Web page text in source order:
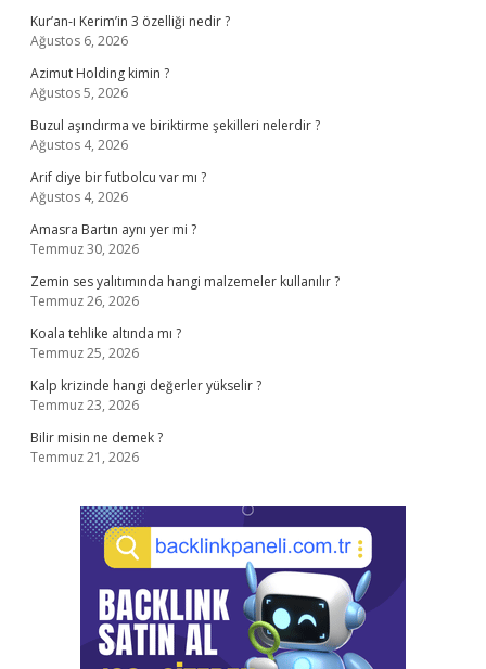
Kur’an-ı Kerim’in 3 özelliği nedir ?
Ağustos 6, 2026
Azimut Holding kimin ?
Ağustos 5, 2026
Buzul aşındırma ve biriktirme şekilleri nelerdir ?
Ağustos 4, 2026
Arif diye bir futbolcu var mı ?
Ağustos 4, 2026
Amasra Bartın aynı yer mi ?
Temmuz 30, 2026
Zemin ses yalıtımında hangi malzemeler kullanılır ?
Temmuz 26, 2026
Koala tehlike altında mı ?
Temmuz 25, 2026
Kalp krizinde hangi değerler yükselir ?
Temmuz 23, 2026
Bilir misin ne demek ?
Temmuz 21, 2026